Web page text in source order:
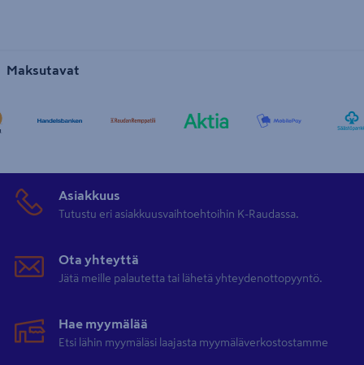
Maksutavat
Asiakkuus
Tutustu eri asiakkuusvaihtoehtoihin K-Raudassa.
Ota yhteyttä
Jätä meille palautetta tai lähetä yhteydenottopyyntö.
Hae myymälää
Etsi lähin myymäläsi laajasta myymäläverkostostamme